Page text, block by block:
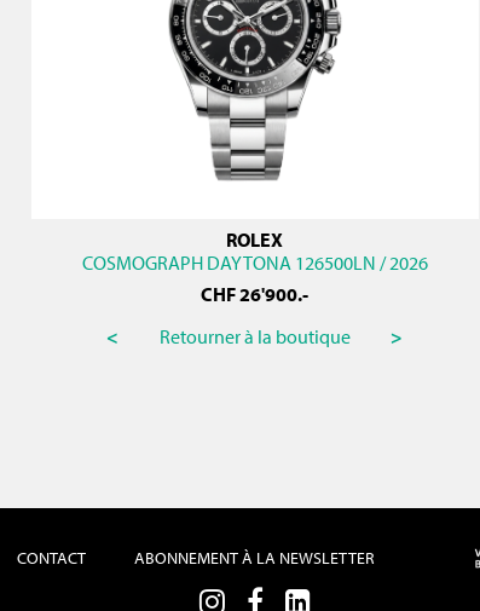
ROLEX
COSMOGRAPH DAYTONA 126500LN / 2026
CHF26'900.-
<
Retourner à la boutique >
CONTACT ABONNEMENT À LA NEWSLETTER